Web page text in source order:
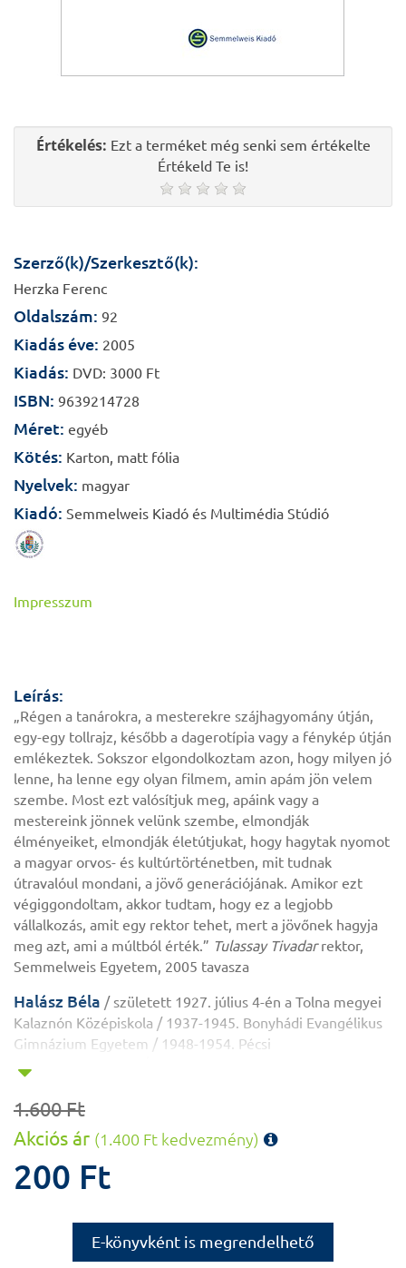
Értékelés: Ezt a terméket még senki sem értékelte
Értékeld Te is!
Szerző(k)/Szerkesztő(k):
Herzka Ferenc
Oldalszám: 92
Kiadás éve: 2005
Kiadás: DVD: 3000 Ft
ISBN: 9639214728
Méret: egyéb
Kötés: Karton, matt fólia
Nyelvek: magyar
Kiadó: Semmelweis Kiadó és Multimédia Stúdió
Impresszum
Leírás:
„Régen a tanárokra, a mesterekre szájhagyomány útján,
egy-egy tollrajz, később a dagerotípia vagy a fénykép útján
emlékeztek. Sokszor elgondolkoztam azon, hogy milyen jó
lenne, ha lenne egy olyan filmem, amin apám jön velem
szembe. Most ezt valósítjuk meg, apáink vagy a
mestereink jönnek velünk szembe, elmondják
élményeiket, elmondják életútjukat, hogy hagytak nyomot
a magyar orvos- és kultúrtörténetben, mit tudnak
útravalóul mondani, a jövő generációjának. Amikor ezt
végiggondoltam, akkor tudtam, hogy ez a legjobb
vállalkozás, amit egy rektor tehet, mert a jövőnek hagyja
meg azt, ami a múltból érték.” Tulassay Tivadarrektor,
Semmelweis Egyetem, 2005 tavasza
Halász Béla / született 1927. július 4-én a Tolna megyei
Kalaznón Középiskola / 1937-1945. Bonyhádi Evangélikus
Gimnázium Egyetem / 1948-1954. Pécsi
orvostudományok kandidátusa / 1966-ban Az
orvostudományok doktora / 1972-ben Semmelweis
Orvostudományi Egyetem, II. Sz. Anatómiai, Szövet- és
Fejlődéstani Intézet tanszékvezető egyetemi tanára /
1971-1995. Oktatási rektorhelyettes / 1973-1979. A
A Magyar Tudományos Akadémia rendes tagja / 1985-ben
MTA alelnöke / 1990–1996. Professor emeritus / 1998.
1.600 Ft
Akciós ár (1.400 Ft kedvezmény)
200 Ft
E-könyvként is megrendelhető